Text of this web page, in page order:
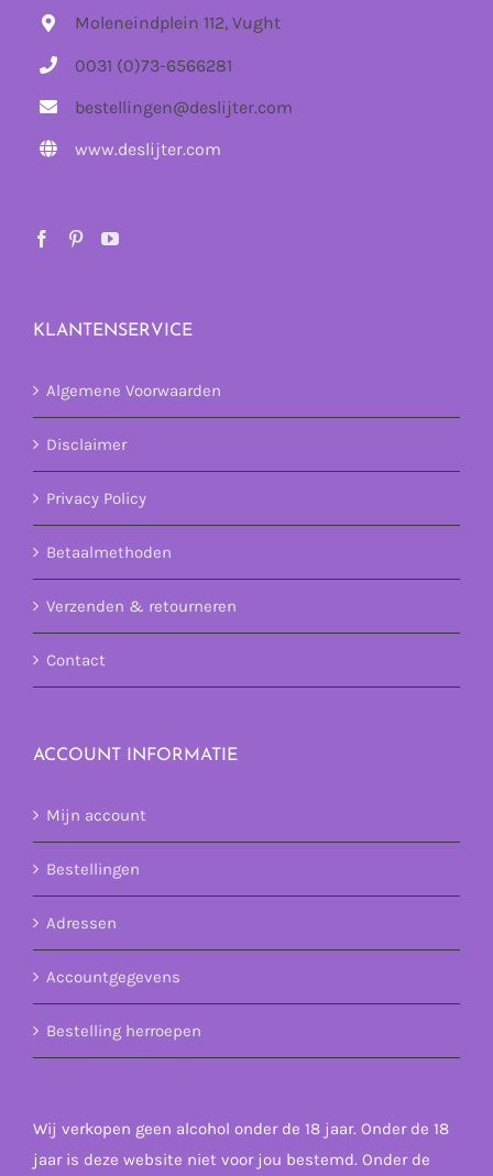
Moleneindplein 112, Vught
0031 (0)73-6566281
bestellingen@deslijter.com
www.deslijter.com
KLANTENSERVICE
Algemene Voorwaarden
Disclaimer
Privacy Policy
Betaalmethoden
Verzenden & retourneren
Contact
ACCOUNT INFORMATIE
Mijn account
Bestellingen
Adressen
Accountgegevens
Bestelling herroepen
Wij verkopen geen alcohol onder de 18 jaar. Onder de 18
jaar is deze website niet voor jou bestemd. Onder de